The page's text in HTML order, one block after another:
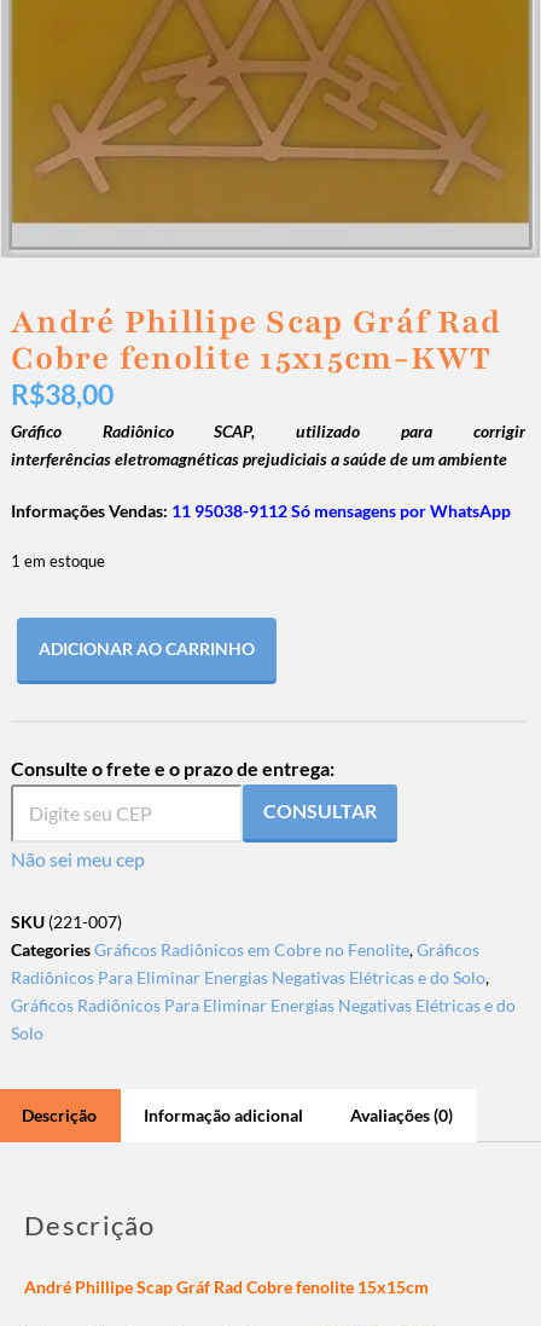
André Phillipe Scap Gráf Rad
Cobre fenolite 15x15cm-KWT
R$38,00
Gráfico Radiônico SCAP, utilizado para corrigir
interferências eletromagnéticas prejudiciais a saúde de um ambiente
Informações Vendas: 11 95038-9112 Só mensagens por WhatsApp
1 em estoque
ADICIONAR AO CARRINHO
Consulte o frete e o prazo de entrega:
CONSULTAR
Não sei meu cep
SKU (221-007)
CategoriesGráficos Radiônicos em Cobre no Fenolite,Gráficos
Radiônicos Para Eliminar Energias Negativas Elétricas e do Solo,
Gráficos Radiônicos Para Eliminar Energias Negativas Elétricas e do
Solo
Descrição Informação adicional Avaliações (0)
Descrição
André Phillipe Scap Gráf Rad Cobre fenolite 15x15cm